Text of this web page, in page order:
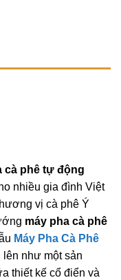
cà phê tự động
nhiều gia đình Việt
vị cà phê Ý
máy pha cà phê
Máy Pha Cà Phê
lên như một sản
thiết kế cổ điển và